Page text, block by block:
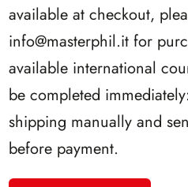
available at checkout,
info@masterphil.it for
available international
be completed
shipping manually and
before payment.